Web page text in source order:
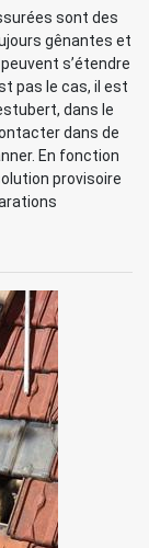
sont des
gênantes et
s’étendre
pas le cas, il est
dans le
dans de
En fonction
provisoire